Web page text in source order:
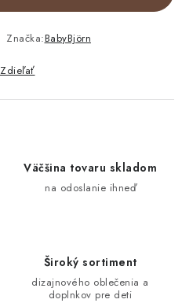
Značka:BabyBjörn
Zdieľať
Väčšina tovaru skladom
na odoslanie ihneď
Široký sortiment
dizajnového oblečenia a
doplnkov pre deti